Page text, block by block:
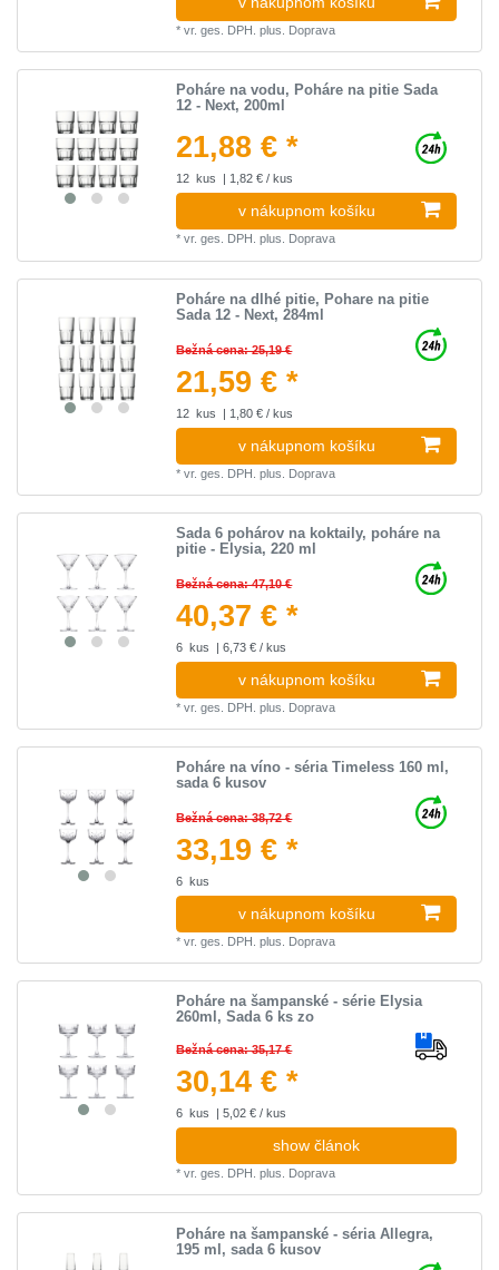
*vr. ges. DPH. plus. Doprava
Poháre na vodu, Poháre na pitie Sada
12 - Next, 200ml
21,88 € *
12 kus | 1,82 € / kus
v nákupnom košíku
*vr. ges. DPH. plus. Doprava
Poháre na dlhé pitie, Pohare na pitie
Sada 12 - Next, 284ml
Bežná cena: 25,19 €
21,59 € *
12 kus | 1,80 € / kus
v nákupnom košíku
*vr. ges. DPH. plus. Doprava
Sada 6 pohárov na koktaily, poháre na
pitie - Elysia, 220 ml
Bežná cena: 47,10 €
40,37 € *
6 kus | 6,73 € / kus
v nákupnom košíku
*vr. ges. DPH. plus. Doprava
Poháre na víno - séria Timeless 160 ml,
sada 6 kusov
Bežná cena: 38,72 €
33,19 € *
6 kus
v nákupnom košíku
*vr. ges. DPH. plus. Doprava
Poháre na šampanské - série Elysia
260ml, Sada 6 ks zo
Bežná cena: 35,17 €
30,14 € *
6 kus | 5,02 € / kus
show článok
*vr. ges. DPH. plus. Doprava
Poháre na šampanské - séria Allegra,
195 ml, sada 6 kusov